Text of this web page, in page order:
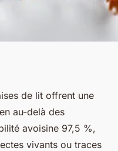
punaises
pour
de lit offrent une
au-delà des
avoisine 97,5 %,
vivants ou traces